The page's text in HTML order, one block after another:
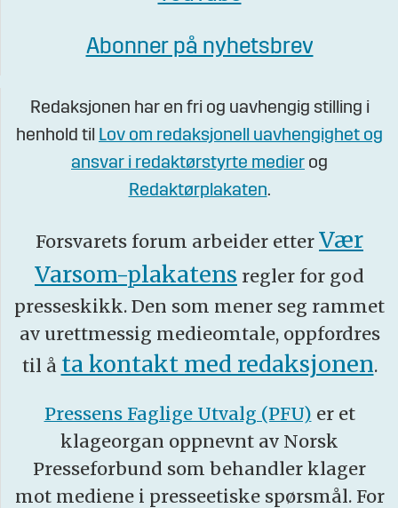
Abonner på nyhetsbrev
Redaksjonen har en fri og uavhengig stilling i
henhold til Lov om redaksjonell uavhengighet og
ansvar i redaktørstyrte medier og
Redaktørplakaten.
Forsvarets forum arbeider etter Vær
Varsom-plakatens regler for god
presseskikk. Den som mener seg rammet
av urettmessig medieomtale, oppfordres
til å ta kontakt med redaksjonen.
Pressens Faglige Utvalg (PFU) er et
klageorgan oppnevnt av Norsk
Presseforbund som behandler klager
mot mediene i presseetiske spørsmål. For